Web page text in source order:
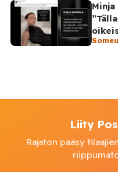
Liity
Rajaton pääsy